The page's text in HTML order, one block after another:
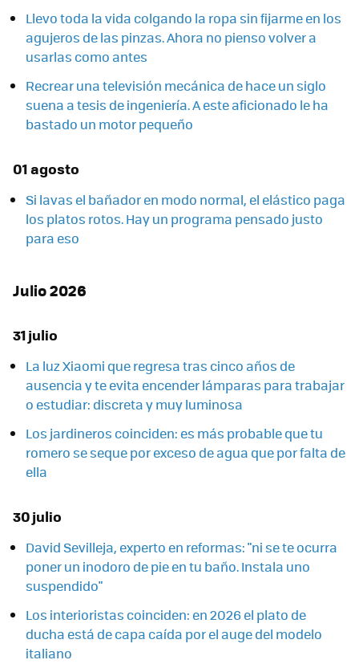
Llevo toda la vida colgando la ropa sin fijarme en los
agujeros de las pinzas. Ahora no pienso volver a
usarlas como antes
Recrear una televisión mecánica de hace un siglo
suena a tesis de ingeniería. A este aficionado le ha
bastado un motor pequeño
01 agosto
Si lavas el bañador en modo normal, el elástico paga
los platos rotos. Hay un programa pensado justo
para eso
Julio 2026
31 julio
La luz Xiaomi que regresa tras cinco años de
ausencia y te evita encender lámparas para trabajar
o estudiar: discreta y muy luminosa
Los jardineros coinciden: es más probable que tu
romero se seque por exceso de agua que por falta de
ella
30 julio
David Sevilleja, experto en reformas: "ni se te ocurra
poner un inodoro de pie en tu baño. Instala uno
suspendido"
Los interioristas coinciden: en 2026 el plato de
ducha está de capa caída por el auge del modelo
italiano